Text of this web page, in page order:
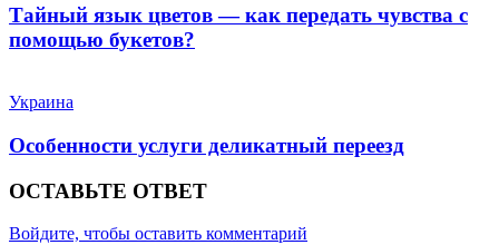
Тайный язык цветов — как передать чувства с
помощью букетов?
Украина
Особенности услуги деликатный переезд
ОСТАВЬТЕ ОТВЕТ
Войдите, чтобы оставить комментарий